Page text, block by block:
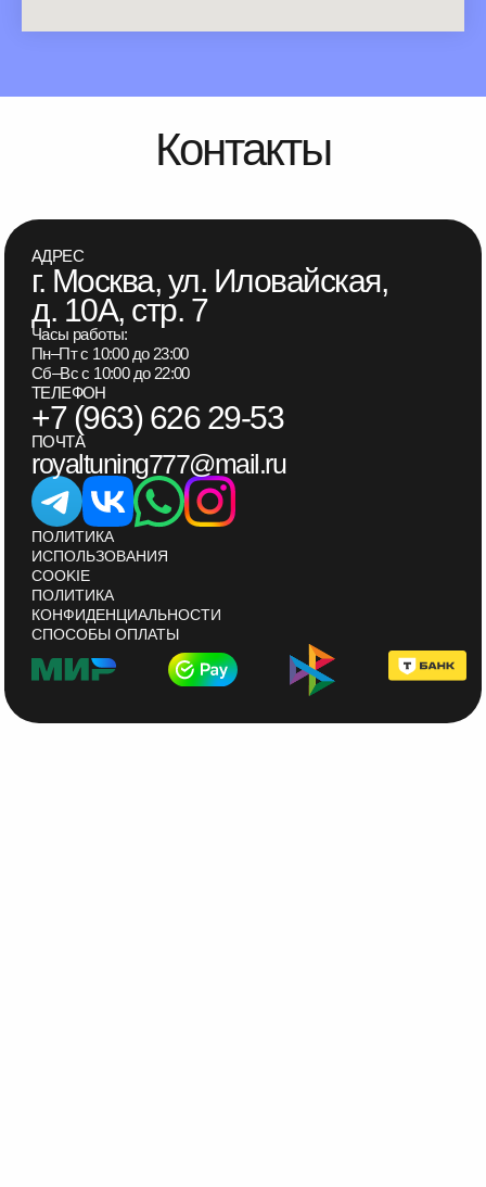
АДРЕС
г. Москва, ул. Иловайская,
д. 10А, стр. 7
Часы работы:
Пн–Пт с 10:00 до 23:00
Сб–Вс с 10:00 до 22:00
ТЕЛЕФОН
+7 (963) 626 29-53
ПОЧТА
royaltuning777@mail.ru
ПОЛИТИКА
ИСПОЛЬЗОВАНИЯ
COOKIE
ПОЛИТИКА
КОНФИДЕНЦИАЛЬНОСТИ
СПОСОБЫ ОПЛАТЫ